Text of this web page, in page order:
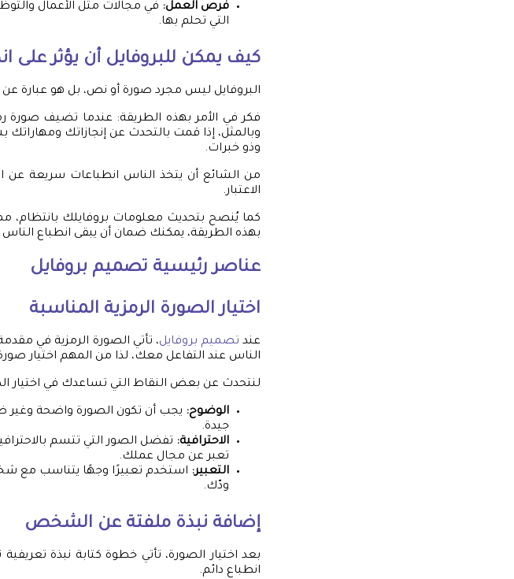
فرص العمل: في مجالات مثل الأعمال
التي تحلم بها.
كيف يمكن للبروفايل أن يؤثر على
البروفايل ليس مجرد صورة أو نص، بل هو
فكر في الأمر بهذه الطريقة: عندما تضيف صورة
وبالمثل، إذا قمت بالتحدث عن إنجازاتك
وذو خبرات.
من الشائع أن يتخذ الناس انطباعات سريعة عن
الاعتبار.
كما يُنصح بتحديث معلومات بروفايلك
بهذه الطريقة، يمكنك ضمان أن يبقى انطباع الناس
عناصر رئيسية تصميم بروفايل
اختيار الصورة الرمزية المناسبة
عند تصميم بروفايل، تأتي الصورة الرمزية في
الناس عند التفاعل معك، لذا من المهم اختيار
لنتحدث عن بعض النقاط التي تساعدك في اختيار
الوضوح: يجب أن تكون الصورة واضحة وغير
جيدة.
الاحترافية: تفضل الصور التي تتسم
تعبر عن مجال عملك.
التعبير: استخدم تعبيرًا وجهًا يتناسب مع
ودّك.
إضافة نبذة ملفتة عن الشخص
بعد اختيار الصورة، تأتي خطوة كتابة نبذة
انطباع دائم.